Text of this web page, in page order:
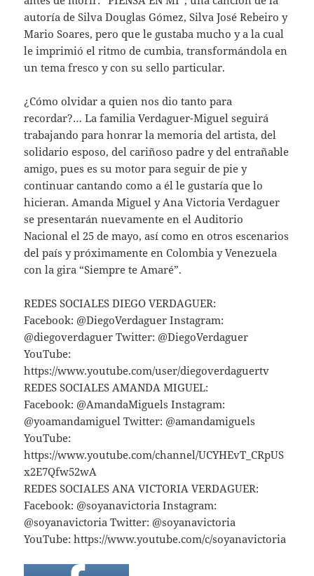
autoría de Silva Douglas Gómez, Silva José Rebeiro y
Mario Soares, pero que le gustaba mucho y a la cual
le imprimió el ritmo de cumbia, transformándola en
un tema fresco y con su sello particular.
¿Cómo olvidar a quien nos dio tanto para
recordar?… La familia Verdaguer-Miguel seguirá
trabajando para honrar la memoria del artista, del
solidario esposo, del cariñoso padre y del entrañable
amigo, pues es su motor para seguir de pie y
continuar cantando como a él le gustaría que lo
hicieran. Amanda Miguel y Ana Victoria Verdaguer
se presentarán nuevamente en el Auditorio
Nacional el 25 de mayo, así como en otros escenarios
del país y próximamente en Colombia y Venezuela
con la gira “Siempre te Amaré”.
REDES SOCIALES DIEGO VERDAGUER:
Facebook: @DiegoVerdaguer Instagram:
@diegoverdaguer Twitter: @DiegoVerdaguer
YouTube:
https://www.youtube.com/user/diegoverdaguertv
REDES SOCIALES AMANDA MIGUEL:
Facebook: @AmandaMiguels Instagram:
@yoamandamiguel Twitter: @amandamiguels
YouTube:
https://www.youtube.com/channel/UCYHEvT_CRpUS
x2E7Qfw52wA
REDES SOCIALES ANA VICTORIA VERDAGUER:
Facebook: @soyanavictoria Instagram:
@soyanavictoria Twitter: @soyanavictoria
YouTube: https://www.youtube.com/c/soyanavictoria